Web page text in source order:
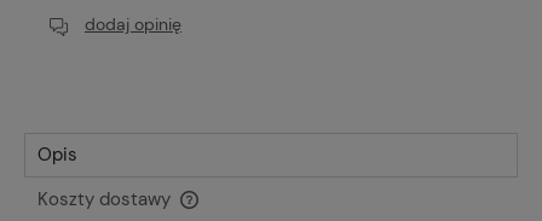
dodaj opinię
Opis
Koszty dostawy
Cena nie zawiera ewentualnych kosztów płatności